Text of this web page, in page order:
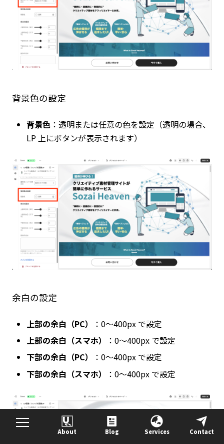
About Blog Services Contact
背景色の設定
背景色：透明または任意の色を設定（透明の場合、
LP 上にボタンが表示されます）
余白の設定
上部の余白（PC）
：0〜400px で設定
上部の余白（スマホ）
：0〜400px で設定
下部の余白（PC）
：0〜400px で設定
下部の余白（スマホ）
：0〜400px で設定
目次